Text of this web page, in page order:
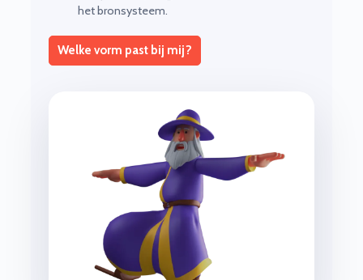
het bronsysteem.
Welke vorm past bij mij?